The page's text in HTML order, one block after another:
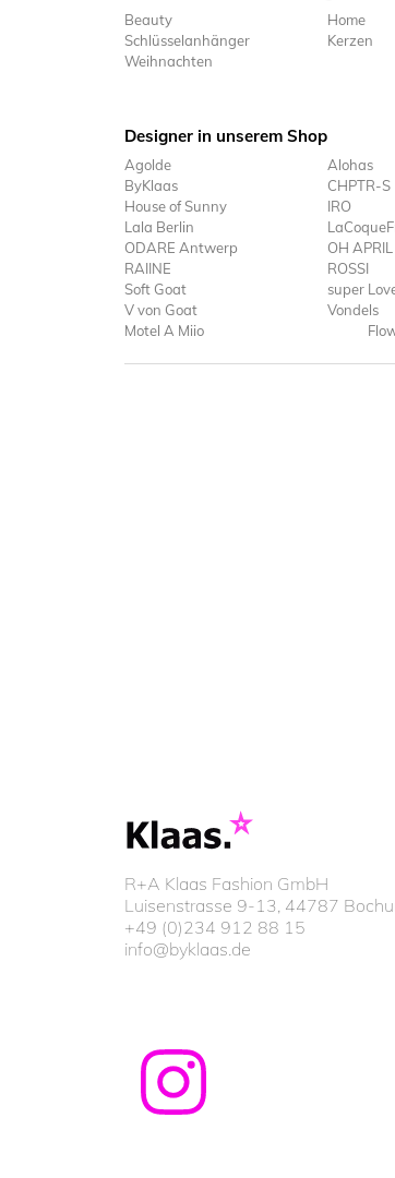
Beauty Home
Schlüsselanhänger
Kerzen
Weihnachten
Designer in unserem Shop
Agolde Alohas
ByKlaas
CHPTR-S
House of Sunny
IRO
Lala Berlin
ODARE Antwerp
OH APRIL
RAIINE
ROSSI
Soft Goat
super
V von Goat
Vondels
Motel A Miio
R+A Klaas Fashion GmbH
Luisenstrasse 9-13, 44787
+49 (0)234 912 88 15
info@byklaas.de